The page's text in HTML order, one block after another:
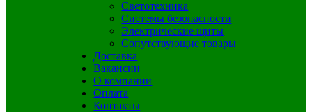
Светотехника
Системы безопасности
Электрические щиты
Сопутствующие товары
Доставка
Вакансии
О компании
Оплата
Контакты